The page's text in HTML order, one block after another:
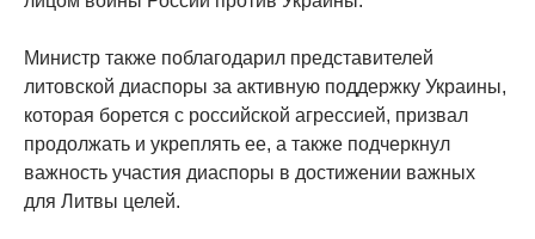
Министр также поблагодарил представителей
литовской диаспоры за активную поддержку Украины,
которая борется с российской агрессией, призвал
продолжать и укреплять ее, а также подчеркнул
важность участия диаспоры в достижении важных
для Литвы целей.